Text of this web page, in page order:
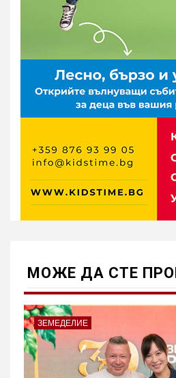
МОЖE ДА СТЕ
ЗЕМЕДЕЛИЕ